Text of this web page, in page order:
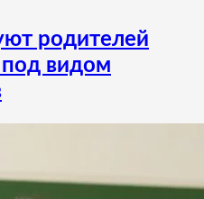
родителей
под видом